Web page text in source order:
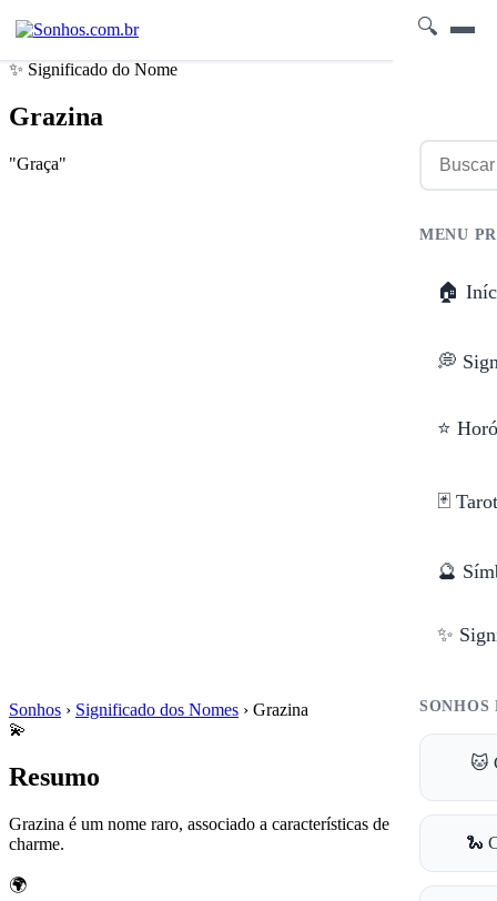
🔍
MENU
🏠
💭
⭐
🃏
🔮
✨
SONHOS
🐱
🐍
✨ Significado do Nome
Grazina
"Graça"
Sonhos › Significado dos Nomes › Grazina
💫
Resumo
Grazina é um nome raro, associado a características de beleza e
charme.
🌍